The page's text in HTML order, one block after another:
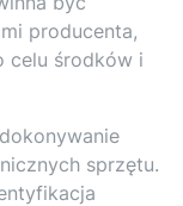
producenta,
celu środków i
sprzętu.